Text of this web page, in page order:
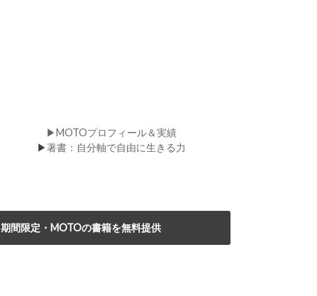
▶MOTOプロフィール＆実績
▶著書：自分軸で自由に生きる力
期間限定・MOTOの書籍を無料提供